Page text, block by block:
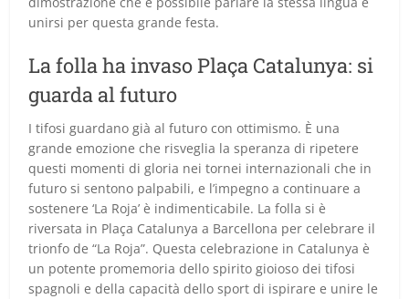
unirsi per questa grande festa.
La folla ha invaso Plaça Catalunya: si
guarda al futuro
I tifosi guardano già al futuro con ottimismo. È una
grande emozione che risveglia la speranza di ripetere
questi momenti di gloria nei tornei internazionali che in
futuro si sentono palpabili, e l’impegno a continuare a
sostenere ‘La Roja’ è indimenticabile. La folla si è
riversata in Plaça Catalunya a Barcellona per celebrare il
trionfo de “La Roja”. Questa celebrazione in Catalunya è
un potente promemoria dello spirito gioioso dei tifosi
spagnoli e della capacità dello sport di ispirare e unire le